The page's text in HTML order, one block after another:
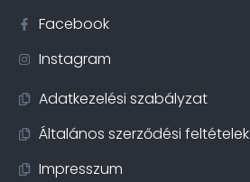
Facebook
Instagram
Adatkezelési szabályzat
Általános szerződési feltételek
Impresszum